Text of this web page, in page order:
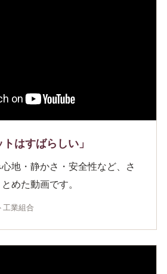
トはすばらしい」
地・静かさ・安全性など、さ
めた動画です。
工業組合